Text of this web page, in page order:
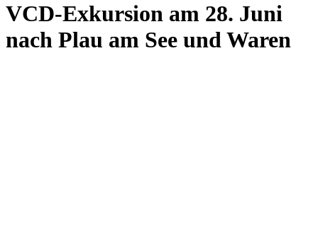
VCD-Exkursion am 28. Juni
nach Plau am See und Waren